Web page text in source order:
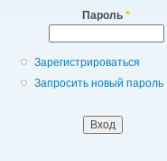
Пароль *
Зарегистрироваться
Запросить новый пароль